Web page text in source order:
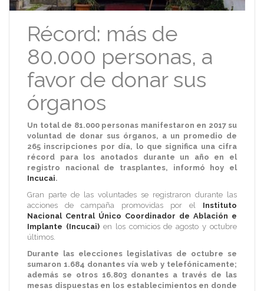
Récord: más de
80.000 personas, a
favor de donar sus
órganos
Un total de 81.000 personas manifestaron en 2017 su
voluntad de donar sus órganos, a un promedio de
265 inscripciones por día, lo que significa una cifra
récord para los anotados durante un año en el
registro nacional de trasplantes, informó hoy el
Incucai.
Gran parte de las voluntades se registraron durante las
acciones de campaña promovidas por el Instituto
Nacional Central Único Coordinador de Ablación e
Implante (Incucai)en los comicios de agosto y octubre
últimos.
Durante las elecciones legislativas de octubre se
sumaron 1.684 donantes vía web y telefónicamente;
además se otros 16.803 donantes a través de las
mesas dispuestas en los establecimientos en donde